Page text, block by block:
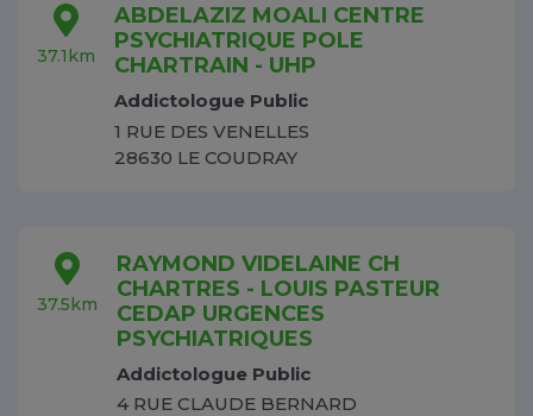
37.1km
ABDELAZIZ MOALI CENTRE
PSYCHIATRIQUE POLE
CHARTRAIN - UHP
Addictologue Public
1 RUE DES VENELLES
28630 LE COUDRAY
37.5km
RAYMOND VIDELAINE CH
CHARTRES - LOUIS PASTEUR
CEDAP URGENCES
PSYCHIATRIQUES
Addictologue Public
4 RUE CLAUDE BERNARD